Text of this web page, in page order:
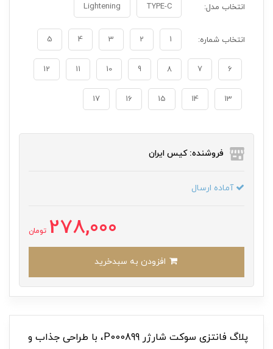
انتخاب مدل: TYPE-C
Lightening
انتخاب شماره: 1
2
3
4
5
6
7
8
9
10
11
12
13
14
15
16
17
فروشنده: کیس ایران
آماده ارسال
278,000 تومان
پلاگ فانتزی سوکت شارژر P000899، با طراحی جذاب و